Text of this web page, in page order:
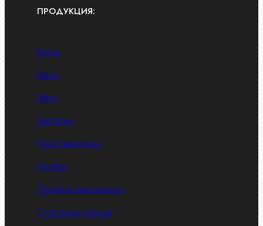
ПРОДУКЦИЯ:
Болты
Винты
Гайки
Заклепки
Пресс-масленки
Пробки
Пружины тарельчатые
Стопорные кольца